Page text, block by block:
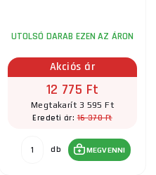
UTOLSÓ DARAB EZEN AZ ÁRON
Akciós ár
12 775 Ft
Megtakarít 3 595 Ft
Eredeti ár:16 370 Ft
db MEGVENNI